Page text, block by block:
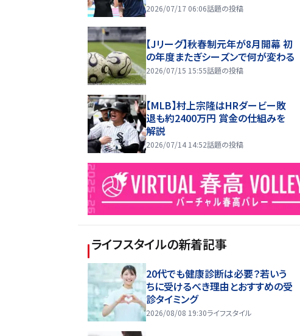
2026/07/17 06:06話題の投稿
【Jリーグ】秋春制元年が8月開幕 初
の年度またぎシーズンで何が変わる
2026/07/15 15:55話題の投稿
【MLB】村上宗隆はHRダービー敗
退も約2400万円 賞金の仕組みを
解説
2026/07/14 14:52話題の投稿
ライフスタイルの新着記事
20代でも健康診断は必要？若いう
ちに受けるべき理由とおすすめの受
診タイミング
2026/08/08 19:30ライフスタイル